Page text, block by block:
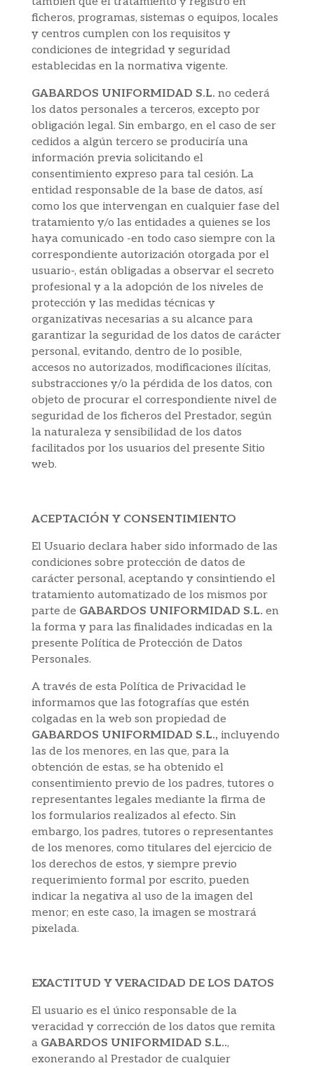
ficheros, programas, sistemas o equipos, locales
y centros cumplen con los requisitos y
condiciones de integridad y seguridad
establecidas en la normativa vigente.
GABARDOS UNIFORMIDAD S.L. no cederá
los datos personales a terceros, excepto por
obligación legal. Sin embargo, en el caso de ser
cedidos a algún tercero se produciría una
información previa solicitando el
consentimiento expreso para tal cesión. La
entidad responsable de la base de datos, así
como los que intervengan en cualquier fase del
tratamiento y/o las entidades a quienes se los
haya comunicado -en todo caso siempre con la
correspondiente autorización otorgada por el
usuario-, están obligadas a observar el secreto
profesional y a la adopción de los niveles de
protección y las medidas técnicas y
organizativas necesarias a su alcance para
garantizar la seguridad de los datos de carácter
personal, evitando, dentro de lo posible,
accesos no autorizados, modificaciones ilícitas,
substracciones y/o la pérdida de los datos, con
objeto de procurar el correspondiente nivel de
seguridad de los ficheros del Prestador, según
la naturaleza y sensibilidad de los datos
facilitados por los usuarios del presente Sitio
web.
ACEPTACIÓN Y CONSENTIMIENTO
El Usuario declara haber sido informado de las
condiciones sobre protección de datos de
carácter personal, aceptando y consintiendo el
tratamiento automatizado de los mismos por
parte de GABARDOS UNIFORMIDAD S.L. en
la forma y para las finalidades indicadas en la
presente Política de Protección de Datos
Personales.
A través de esta Política de Privacidad le
informamos que las fotografías que estén
colgadas en la web son propiedad de
GABARDOS UNIFORMIDAD S.L., incluyendo
las de los menores, en las que, para la
obtención de estas, se ha obtenido el
consentimiento previo de los padres, tutores o
representantes legales mediante la firma de
los formularios realizados al efecto. Sin
embargo, los padres, tutores o representantes
de los menores, como titulares del ejercicio de
los derechos de estos, y siempre previo
requerimiento formal por escrito, pueden
indicar la negativa al uso de la imagen del
menor; en este caso, la imagen se mostrará
pixelada.
EXACTITUD Y VERACIDAD DE LOS DATOS
El usuario es el único responsable de la
veracidad y corrección de los datos que remita
a GABARDOS UNIFORMIDAD S.L..,
exonerando al Prestador de cualquier